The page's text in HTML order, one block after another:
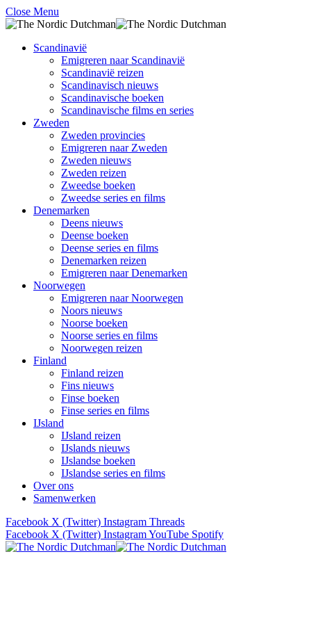
Close Menu
Scandinavië
Emigreren naar Scandinavië
Scandinavië reizen
Scandinavisch nieuws
Scandinavische boeken
Scandinavische films en series
Zweden
Zweden provincies
Emigreren naar Zweden
Zweden nieuws
Zweden reizen
Zweedse boeken
Zweedse series en films
Denemarken
Deens nieuws
Deense boeken
Deense series en films
Denemarken reizen
Emigreren naar Denemarken
Noorwegen
Emigreren naar Noorwegen
Noors nieuws
Noorse boeken
Noorse series en films
Noorwegen reizen
Finland
Finland reizen
Fins nieuws
Finse boeken
Finse series en films
IJsland
IJsland reizen
IJslands nieuws
IJslandse boeken
IJslandse series en films
Over ons
Samenwerken
Facebook X (Twitter) Instagram Threads
Facebook X (Twitter) InstagramYouTube Spotify